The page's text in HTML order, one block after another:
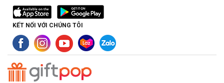
KẾT NỐI VỚI CHÚNG TÔI